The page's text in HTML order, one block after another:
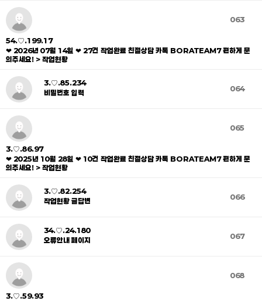
063
54.♡.199.17
❤ 2026년 07월 14일 ❤ 27건 작업완료 친절상담 카톡 BORATEAM7 편하게 문
의주세요! > 작업현황
064
3.♡.85.234
비밀번호 입력
065
3.♡.86.97
❤ 2025년 10월 28일 ❤ 10건 작업완료 친절상담 카톡 BORATEAM7 편하게 문
의주세요! > 작업현황
066
3.♡.82.254
작업현황 글답변
067
34.♡.24.180
오류안내 페이지
068
3.♡.59.93